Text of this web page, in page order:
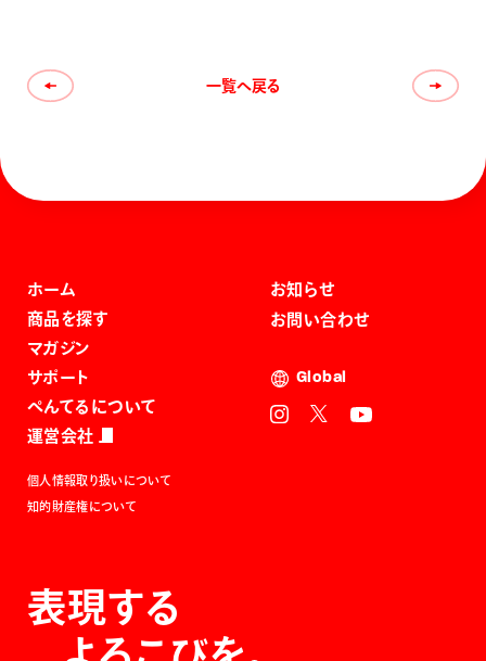
一覧へ戻る
ホーム
商品を探す
マガジン
サポート
ぺんてるについて
運営会社
お知らせ
お問い合わせ
Global
個人情報取り扱いについて
知的財産権について
表現する